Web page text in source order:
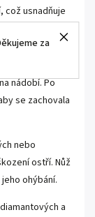
za
což usnadňuje
nádobí. Po
se zachovala
nebo
ostří. Nůž
ohýbání.
a